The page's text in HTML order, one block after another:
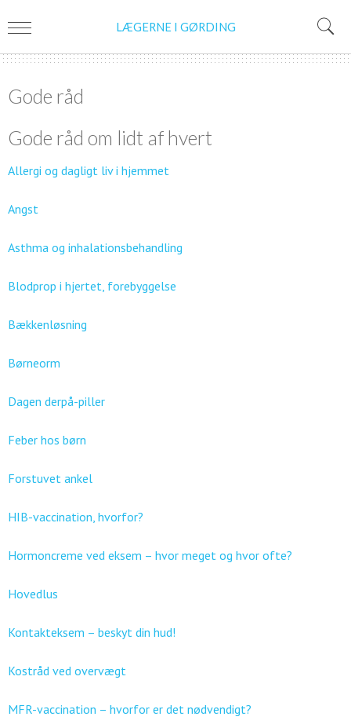
LÆGERNE I GØRDING
Gode råd
Gode råd om lidt af hvert
Allergi og dagligt liv i hjemmet
Angst
Asthma og inhalationsbehandling
Blodprop i hjertet, forebyggelse
Bækkenløsning
Børneorm
Dagen derpå-piller
Feber hos børn
Forstuvet ankel
HIB-vaccination, hvorfor?
Hormoncreme ved eksem – hvor meget og hvor ofte?
Hovedlus
Kontakteksem – beskyt din hud!
Kostråd ved overvægt
MFR-vaccination – hvorfor er det nødvendigt?